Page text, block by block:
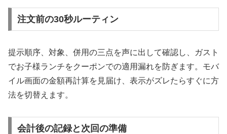
注文前の30秒ルーティン
提示順序、対象、併用の三点を声に出して確認し、ガスト
でお子様ランチをクーポンでの適用漏れを防ぎます。モバ
イル画面の金額再計算を見届け、表示がズレたらすぐに方
法を切替えます。
会計後の記録と次回の準備